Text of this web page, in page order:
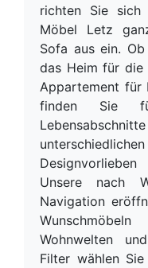
richten Sie sich
Möbel Letz
Sofa aus ein.
das Heim für die
Appartement für
finden Sie
Unsere nach
Navigation
Wohnwelten
Filter wählen